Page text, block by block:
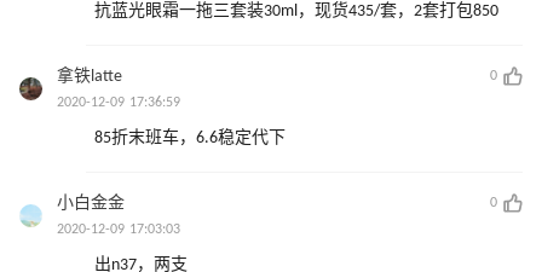
抗蓝光眼霜一拖三套装30ml，现货435/套，2套打包850
拿铁latte
0
2020-12-09 17:36:59
85折末班车，6.6稳定代下
小白金金
0
2020-12-09 17:03:03
出n37，两支